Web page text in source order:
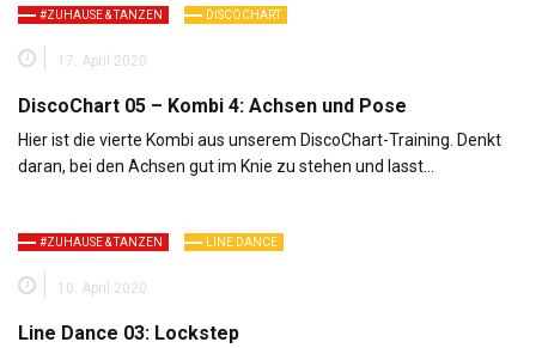
#ZUHAUSE & TANZEN DISCOCHART
17. April 2020
DiscoChart 05 – Kombi 4: Achsen und Pose
Hier ist die vierte Kombi aus unserem DiscoChart-Training. Denkt
daran, bei den Achsen gut im Knie zu stehen und lasst…
#ZUHAUSE & TANZEN LINE DANCE
10. April 2020
Line Dance 03: Lockstep